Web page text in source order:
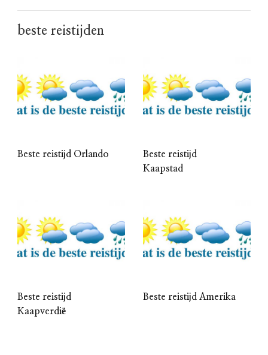
beste reistijden
Beste reistijd Orlando
Beste reistijd
Kaapstad
Beste reistijd
Kaapverdië
Beste reistijd Amerika